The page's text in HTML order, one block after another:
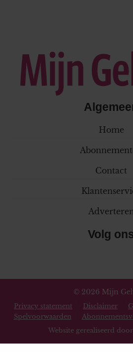
Home
Contact
Adverteren
Volg
© 2026 Mijn
Privacy statement Disclaimer
Spelvoorwaarden
Website gerealiseerd door